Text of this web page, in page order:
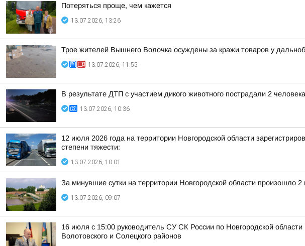
Потеряться проще, чем кажется
13.07.2026, 13:26
Трое жителей Вышнего Волочка осуждены за кражи товаров у
13.07.2026, 11:55
В результате ДТП с участием дикого животного пострадали 2 человека
13.07.2026, 10:36
12 июля 2026 года на территории Новгородской области
степени тяжести:
13.07.2026, 10:01
За минувшие сутки на территории Новгородской области произошло 2
13.07.2026, 09:07
16 июля с 15:00 руководитель СУ СК России по Новгородской
Волотовского и Солецкого районов